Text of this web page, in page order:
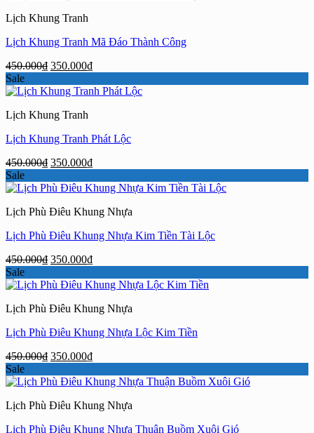
Lịch Khung Tranh
Lịch Khung Tranh Mã Đáo Thành Công
450.000₫ Giá
là:
350.000₫Giá
tại
Sale
Lịch Khung Tranh
Lịch Khung Tranh Phát Lộc
450.000₫ Giá
là:
350.000₫Giá
tại
350.000₫.
Sale
Lịch Phù Điêu Khung Nhựa
Lịch Phù Điêu Khung Nhựa Kim Tiền Tài Lộc
450.000₫ Giá
là:
350.000₫Giá
tại
350.000₫.
Sale
Lịch Phù Điêu Khung Nhựa
Lịch Phù Điêu Khung Nhựa Lộc Kim Tiền
450.000₫ Giá
là:
350.000₫Giá
tại
350.000₫.
Sale
Lịch Phù Điêu Khung Nhựa
Lịch Phù Điêu Khung Nhựa Thuận Buồm Xuôi Gió